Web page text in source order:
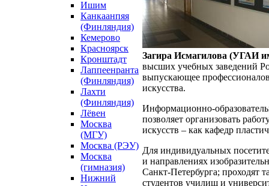
Ишим
Канкаанпяя
(Финляндия)
Кемерово
Красноярск
Кронштадт
Лаппеенранта
(Финляндия)
Лахти
(Финляндия)
Лёвен
Москва
(МГУ)
Москва (РЭУ)
Москва
(гимназия)
Нижний
Загира Исмагилова (УГАИ
высших учебных заведений
выпускающее профессионалов
искусства.
Информационно-
позволяет организовать
искусств – как кафедр
Для индивидуальных
и направлениях
Санкт-Петербурга; проходят
студентов училищ и